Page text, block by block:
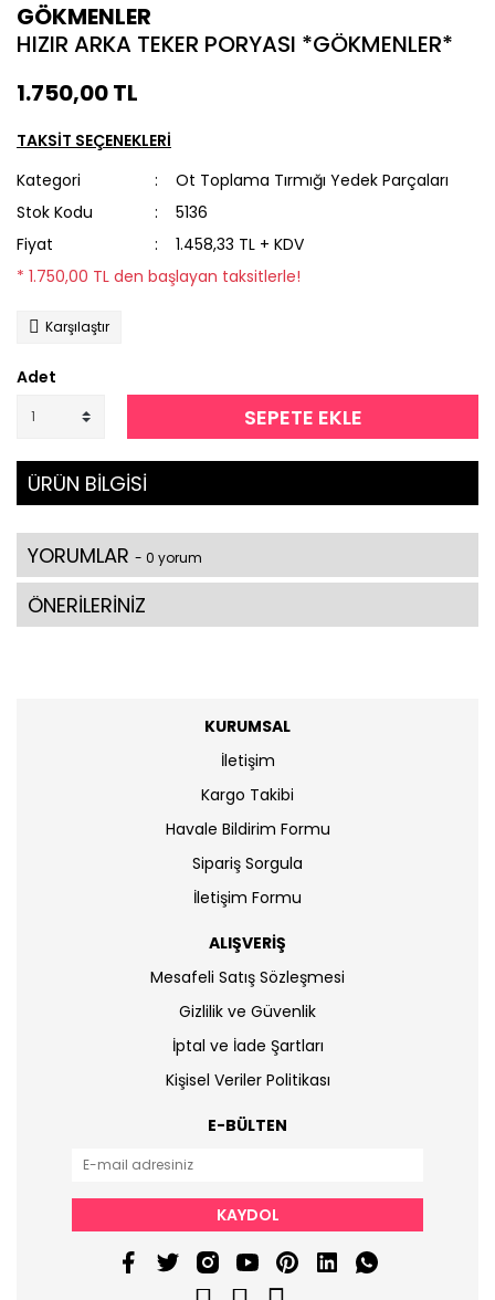
GÖKMENLER
HIZIR ARKA TEKER PORYASI *GÖKMENLER*
1.750,00 TL
TAKSİT SEÇENEKLERİ
Kategori
Ot Toplama Tırmığı Yedek Parçaları
Stok Kodu
5136
Fiyat
1.458,33 TL + KDV
* 1.750,00 TL den başlayan taksitlerle!
Karşılaştır
Adet
SEPETE EKLE
ÜRÜN BİLGİSİ
YORUMLAR - 0 yorum
ÖNERİLERİNİZ
KURUMSAL
İletişim
Kargo Takibi
Havale Bildirim Formu
Sipariş Sorgula
İletişim Formu
ALIŞVERİŞ
Mesafeli Satış Sözleşmesi
Gizlilik ve Güvenlik
İptal ve İade Şartları
Kişisel Veriler Politikası
E-BÜLTEN
KAYDOL